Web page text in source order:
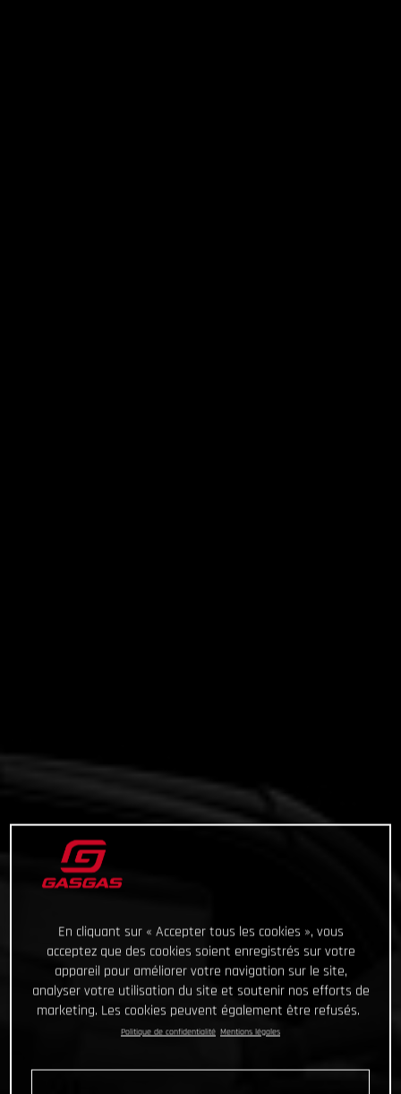
En cliquant sur « Accepter tous les cookies », vous
acceptez que des cookies soient enregistrés sur votre
appareil pour améliorer votre navigation sur le site,
analyser votre utilisation du site et soutenir nos efforts de
marketing. Les cookies peuvent également être refusés.
Politique de confidentialité Mentions légales